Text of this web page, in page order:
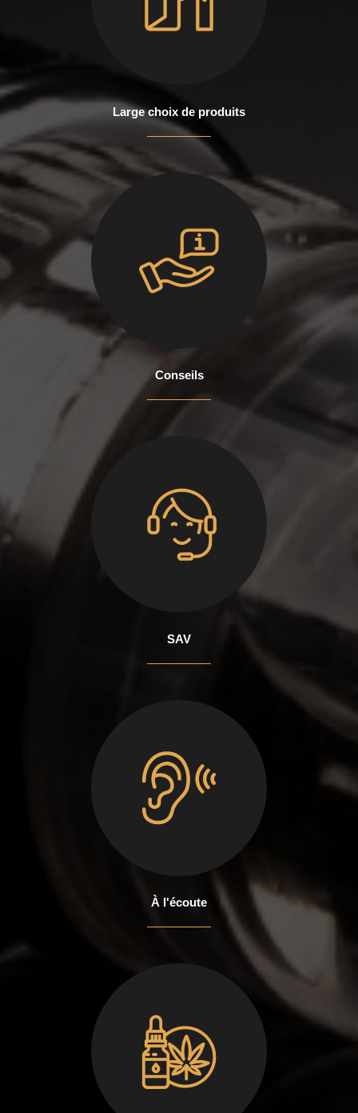
Large choix de produits
Conseils
SAV
À l'écoute